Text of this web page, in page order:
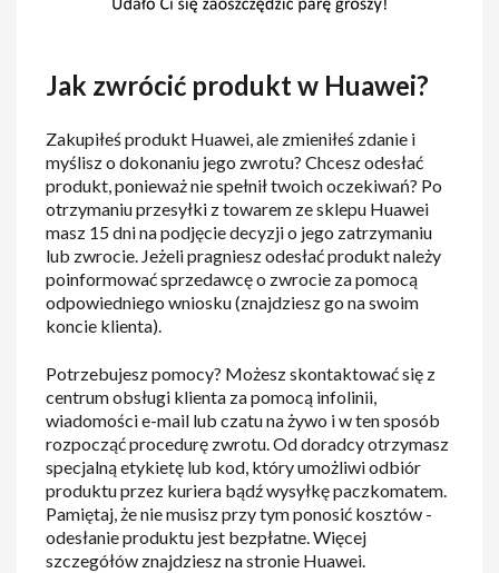
Jak zwrócić produkt w Huawei?
Zakupiłeś produkt Huawei, ale zmieniłeś zdanie i
myślisz o dokonaniu jego zwrotu? Chcesz odesłać
produkt, ponieważ nie spełnił twoich oczekiwań? Po
otrzymaniu przesyłki z towarem ze sklepu Huawei
masz 15 dni na podjęcie decyzji o jego zatrzymaniu
lub zwrocie. Jeżeli pragniesz odesłać produkt należy
poinformować sprzedawcę o zwrocie za pomocą
odpowiedniego wniosku (znajdziesz go na swoim
koncie klienta).
Potrzebujesz pomocy? Możesz skontaktować się z
centrum obsługi klienta za pomocą infolinii,
wiadomości e-mail lub czatu na żywo i w ten sposób
rozpocząć procedurę zwrotu. Od doradcy otrzymasz
specjalną etykietę lub kod, który umożliwi odbiór
produktu przez kuriera bądź wysyłkę paczkomatem.
Pamiętaj, że nie musisz przy tym ponosić kosztów -
odesłanie produktu jest bezpłatne. Więcej
szczegółów znajdziesz na stronie Huawei.